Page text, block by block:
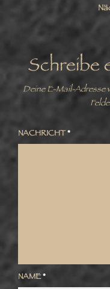
Schreibe
Deine E-Mail-Adresse
NACHRICHT*
NAME*